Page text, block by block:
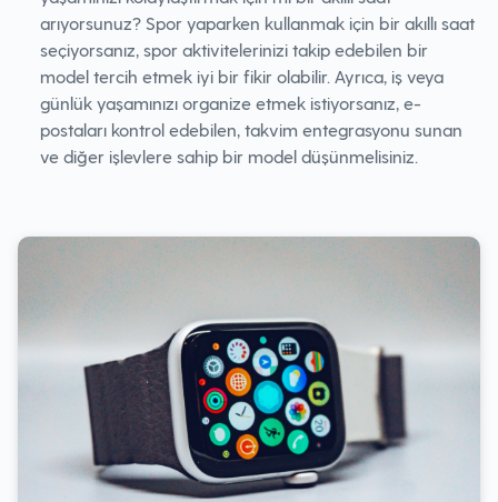
arıyorsunuz? Spor yaparken kullanmak için bir akıllı saat
seçiyorsanız, spor aktivitelerinizi takip edebilen bir
model tercih etmek iyi bir fikir olabilir. Ayrıca, iş veya
günlük yaşamınızı organize etmek istiyorsanız, e-
postaları kontrol edebilen, takvim entegrasyonu sunan
ve diğer işlevlere sahip bir model düşünmelisiniz.